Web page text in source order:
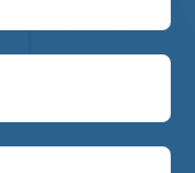
1:09